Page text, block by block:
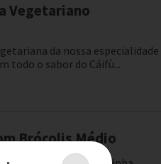
Vegetariano
da nossa especialidade
todo o sabor do Cáifù...
Brócolis Médio